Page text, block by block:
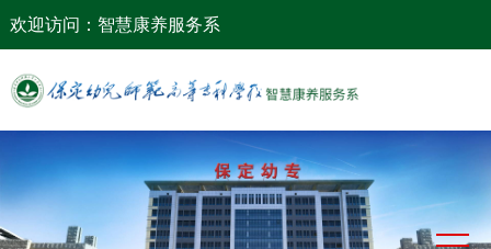
欢迎访问：智慧康养服务系
党建工作
教学科研